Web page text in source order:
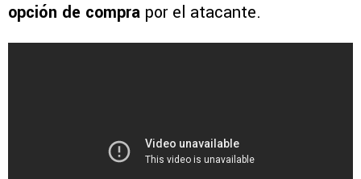
opción de compra por el atacante.